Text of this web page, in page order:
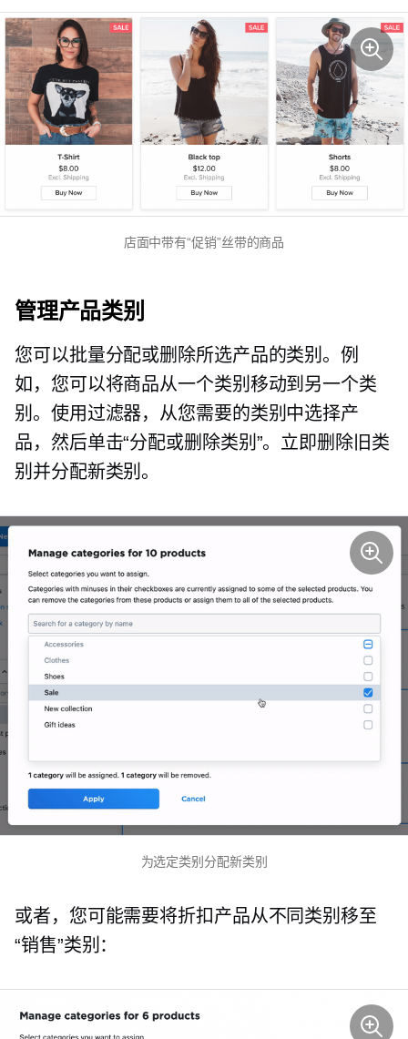
店面中带有“促销”丝带的商品
管理产品类别
您可以批量分配或删除所选产品的类别。例
如，您可以将商品从一个类别移动到另一个类
别。使用过滤器，从您需要的类别中选择产
品，然后单击“分配或删除类别”。立即删除旧类
别并分配新类别。
为选定类别分配新类别
或者，您可能需要将折扣产品从不同类别移至
“销售”类别：